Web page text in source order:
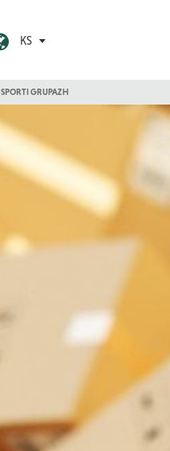
KS
GRUPAZH